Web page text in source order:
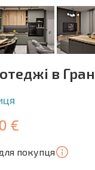
в
€
покупця